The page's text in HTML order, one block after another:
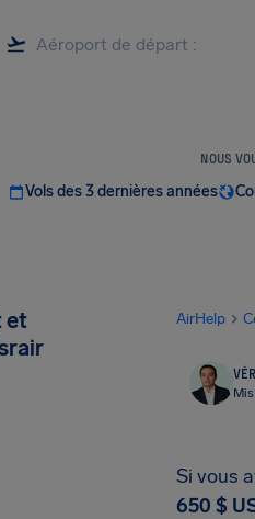
NOUS
Vols des 3 dernières années
et
AirHelp
Si vous
650 $